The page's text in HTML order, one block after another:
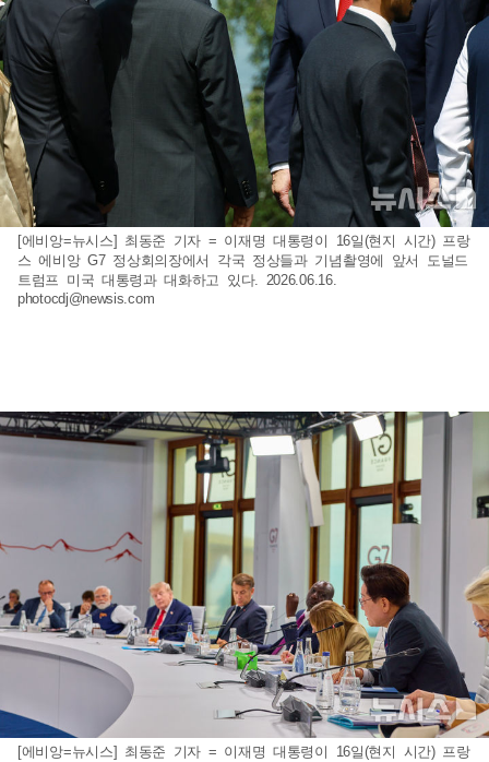
[에비앙=뉴시스] 최동준 기자 = 이재명 대통령이 16일(현지 시간) 프랑
스 에비앙 G7 정상회의장에서 각국 정상들과 기념촬영에 앞서 도널드
트럼프 미국 대통령과 대화하고 있다. 2026.06.16.
photocdj@newsis.com
[에비앙=뉴시스] 최동준 기자 = 이재명 대통령이 16일(현지 시간) 프랑